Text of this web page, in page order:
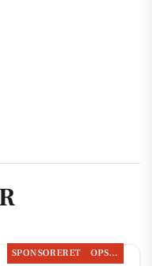
SPONSORERET OPSLAGSTAVLEN